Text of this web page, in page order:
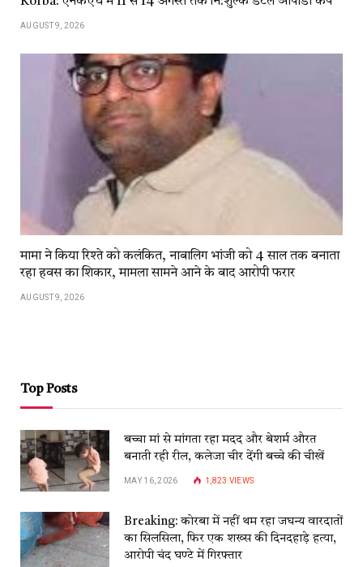
AUGUST 9, 2026
मामा ने किया रिश्ते को कलंकित, नाबालिग भांजी को 4 साल तक बनाता
रहा हवस का शिकार, मामला सामने आने के बाद आरोपी फरार
AUGUST 9, 2026
Top Posts
बच्चा मां से मांगता रहा मदद और बेशर्म औरत
बनाती रही रील, कलेजा चीर देंगी बच्चे की चीखें
MAY 16, 2026 1,823 VIEWS
Breaking: कोरबा में नहीं थम रहा जघन्य वारदातों
का सिलसिला, फिर एक शख्स की दिनदहाड़े हत्या,
आरोपी चंद घण्टे में गिरफ्तार